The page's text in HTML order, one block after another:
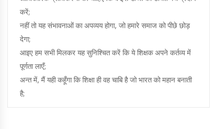
करें;
नहीं तो यह संभावनाओं का अपव्यय होगा, जो हमारे समाज को पीछे छोड़
देगा;
आइए हम सभी मिलकर यह सुनिश्चित करें कि ये शिक्षक अपने कर्तव्य में
पूर्णता लाएँ;
अन्त में, मैं यही कहूँगा कि शिक्षा ही वह चाबि है जो भारत को महान बनाती
है;